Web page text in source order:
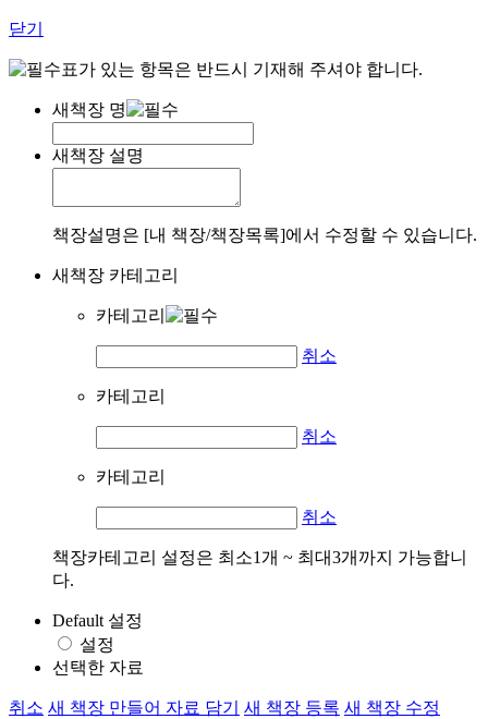
닫기
표가 있는 항목은 반드시 기재해 주셔야 합니다.
새책장 명
새책장 설명
책장설명은 [내 책장/책장목록]에서 수정할 수 있습니다.
새책장 카테고리
카테고리
취소
카테고리
취소
카테고리
취소
책장카테고리 설정은 최소1개 ~ 최대3개까지 가능합니
다.
Default 설정
설정
선택한 자료
취소 새 책장 만들어 자료 담기 새 책장 등록 새 책장 수정